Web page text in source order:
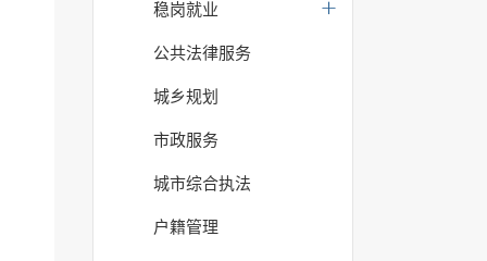
稳岗就业
公共法律服务
城乡规划
市政服务
城市综合执法
户籍管理